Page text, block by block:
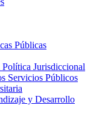
Públicas
Jurisdiccional
Servicios Públicos
y Desarrollo